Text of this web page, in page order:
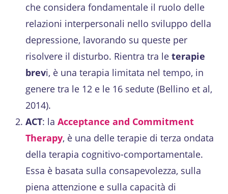
che considera fondamentale il ruolo delle
relazioni interpersonali nello sviluppo della
depressione, lavorando su queste per
risolvere il disturbo. Rientra tra le terapie
brevi, è una terapia limitata nel tempo, in
genere tra le 12 e le 16 sedute (Bellino et al,
2014).
ACT: la Acceptance and Commitment
Therapy, è una delle terapie di terza ondata
della terapia cognitivo-comportamentale.
Essa è basata sulla consapevolezza, sulla
piena attenzione e sulla capacità di